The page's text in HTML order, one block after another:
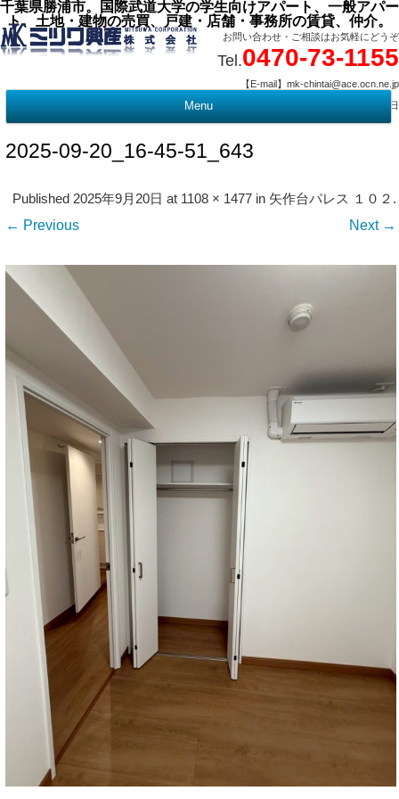
千葉県勝浦市。国際武道大学の学生向けアパート、一般アパー
ト、土地・建物の売買、戸建・店舗・事務所の賃貸、仲介。
お問い合わせ・ご相談はお気軽にどうぞ
Tel.0470-73-1155
【E-mail】mk-chintai@ace.ocn.ne.jp
【営業時間】09:00 ～ 17:15 【定 休 日】水曜・祭日
Menu
2025-09-20_16-45-51_643
Published2025年9月20日 at 1108 × 1477 in 矢作台パレス １０２ .
← Previous Next →